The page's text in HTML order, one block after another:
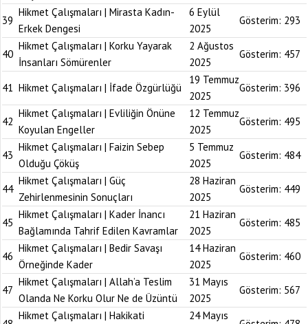
39
Hikmet Çalışmaları | Mirasta Kadın-
Erkek Dengesi
6 Eylül
2025
Gösterim: 293
40
Hikmet Çalışmaları | Korku Yayarak
İnsanları Sömürenler
2 Ağustos
2025
Gösterim: 457
41 Hikmet Çalışmaları | İfade Özgürlüğü
19 Temmuz
2025
Gösterim: 396
42
Hikmet Çalışmaları | Evliliğin Önüne
Koyulan Engeller
12 Temmuz
2025
Gösterim: 495
43
Hikmet Çalışmaları | Faizin Sebep
Olduğu Çöküş
5 Temmuz
2025
Gösterim: 484
44
Hikmet Çalışmaları | Güç
Zehirlenmesinin Sonuçları
28 Haziran
2025
Gösterim: 449
45
Hikmet Çalışmaları | Kader İnancı
Bağlamında Tahrif Edilen Kavramlar
21 Haziran
2025
Gösterim: 485
46
Hikmet Çalışmaları | Bedir Savaşı
Örneğinde Kader
14 Haziran
2025
Gösterim: 460
47
Hikmet Çalışmaları | Allah’a Teslim
Olanda Ne Korku Olur Ne de Üzüntü
31 Mayıs
2025
Gösterim: 567
Hikmet Çalışmaları | Hakikati 24 Mayıs